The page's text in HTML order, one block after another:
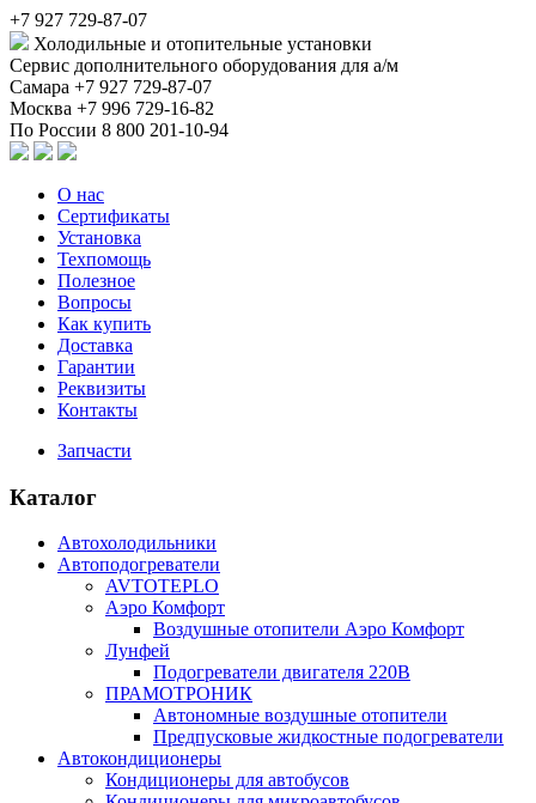
+7 927 729-87-07
Холодильные и отопительные установки
Сервис дополнительного оборудования для а/м
Самара +7 927 729-87-07
Москва +7 996 729-16-82
По России 8 800 201-10-94
О нас
Сертификаты
Установка
Техпомощь
Полезное
Вопросы
Как купить
Доставка
Гарантии
Реквизиты
Контакты
Запчасти
Каталог
Автохолодильники
Автоподогреватели
AVTOTEPLO
Аэро Комфорт
Воздушные отопители Аэро Комфорт
Лунфей
Подогреватели двигателя 220В
ПРАМОТРОНИК
Автономные воздушные отопители
Предпусковые жидкостные подогреватели
Автокондиционеры
Кондиционеры для автобусов